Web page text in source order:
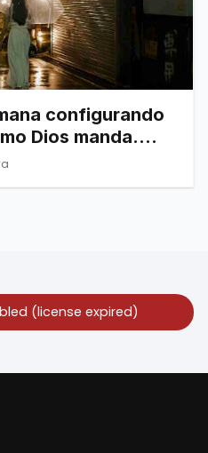
configurando
Dios manda.
de verdad